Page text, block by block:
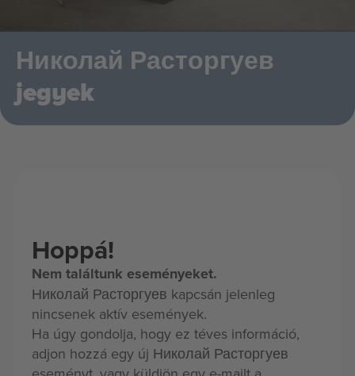
Николай Расторгуев
jegyek
Hoppá!
Nem találtunk eseményeket.
Николай Расторгуев kapcsán jelenleg
nincsenek aktív események.
Ha úgy gondolja, hogy ez téves információ,
adjon hozzá egy új Николай Расторгуев